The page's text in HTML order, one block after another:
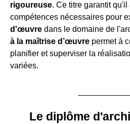
rigoureuse. Ce titre garantit
compétences nécessaires pour
d'œuvre dans le domaine de
à la maîtrise d’œuvre permet à
planifier et superviser la
variées.
Le diplôme